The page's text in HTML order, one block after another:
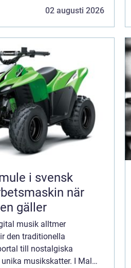
Desert Music, en skivaffär
02 augusti 2026
i svensk
när
gäller
musik alltmer
den traditionella
till nostalgiska
musikskatter. I Malmö